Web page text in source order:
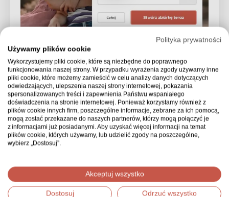
Zacznij zbieraćpieniądze,
wykorzystuj możliwości
Założenie zbiórki to dopiero początek drogi do Twojego
wymarzonego celu. Aby odniosła ona sukces, musisz
podzielić się tą informacją ze światem. Dzięki opcjom
osób za pośrednictwem Facebooka, Twittera,
WhatsAppa, Messengera, Instagrama i wielu innych
Polityka prywatności
Używamy plików cookie
Wykorzystujemy pliki cookie, które są niezbędne do poprawnego
funkcjonowania naszej strony. W przypadku wyrażenia zgody używamy inne
pliki cookie, które możemy zamieścić w celu analizy danych dotyczących
odwiedzających, ulepszenia naszej strony internetowej, pokazania
spersonalizowanych treści i zapewnienia Państwu wspaniałego
doświadczenia na stronie internetowej. Ponieważ korzystamy również z
plików cookie innych firm, poszczególne informacje, zebrane za ich pomocą,
mogą zostać przekazane do naszych partnerów, którzy mogą połączyć je
z informacjami już posiadanymi. Aby uzyskać więcej informacji na temat
plików cookie, których używamy, lub udzielić zgody na poszczególne,
wybierz „Dostosuj”.
Akceptuj wszystko
Dostosuj Odrzuć wszystko